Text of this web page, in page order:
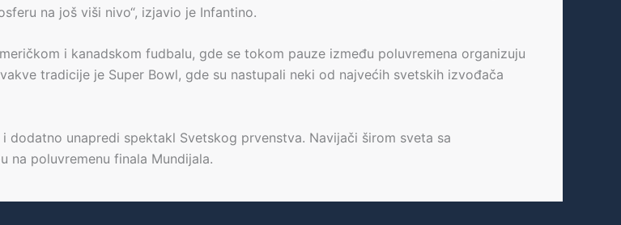
na još viši nivo“, izjavio je Infantino.
i kanadskom fudbalu, gde se tokom pauze između poluvremena organizuju
tradicije je Super Bowl, gde su nastupali neki od najvećih svetskih izvođača
unapredi spektakl Svetskog prvenstva. Navijači širom sveta sa
na poluvremenu finala Mundijala.